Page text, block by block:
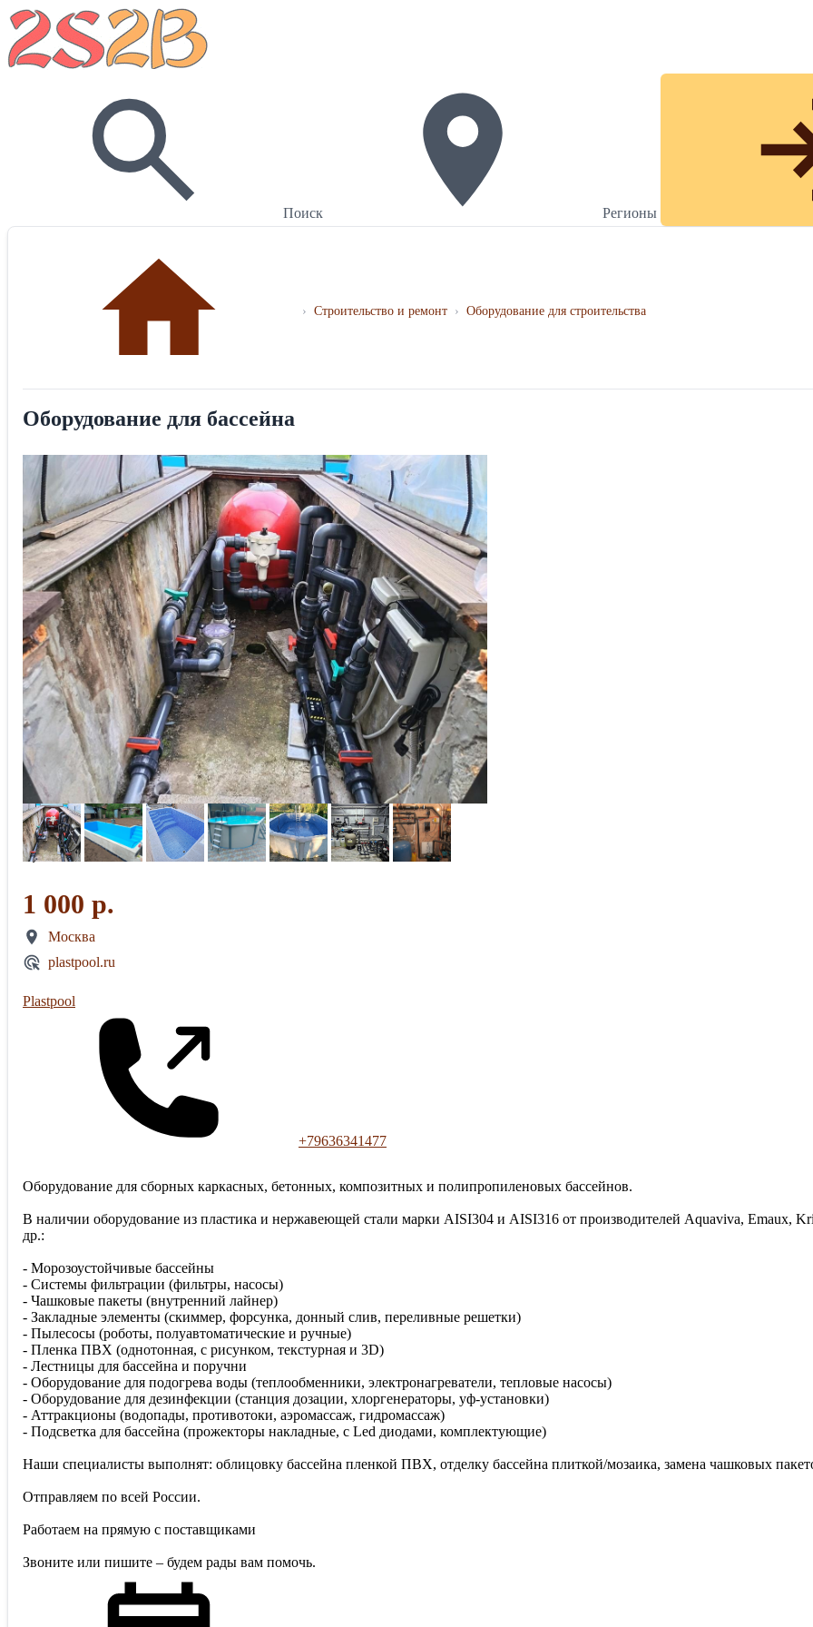
Поиск Регионы
› Строительство и ремонт › Оборудование для строительства
Оборудование для бассейна
1 000 р.
Москва
plastpool.ru
Plastpool
+79636341477
Оборудование для сборных каркасных, бетонных, композитных и полипропиленовых бассейнов.
В наличии оборудование из пластика и нержавеющей стали марки AISI304 и AISI316 от производителей Aquaviva, Emaux,
др.:
- Морозоустойчивые бассейны
- Системы фильтрации (фильтры, насосы)
- Чашковые пакеты (внутренний лайнер)
- Закладные элементы (скиммер, форсунка, донный слив, переливные решетки)
- Пылесосы (роботы, полуавтоматические и ручные)
- Пленка ПВХ (однотонная, с рисунком, текстурная и 3D)
- Лестницы для бассейна и поручни
- Оборудование для подогрева воды (теплообменники, электронагреватели, тепловые насосы)
- Оборудование для дезинфекции (станция дозации, хлоргенераторы, уф-установки)
- Аттракционы (водопады, противотоки, аэромассаж, гидромассаж)
- Подсветка для бассейна (прожекторы накладные, с Led диодами, комплектующие)
Наши специалисты выполнят: облицовку бассейна пленкой ПВХ, отделку бассейна плиткой/мозаика, замена чашковых
Отправляем по всей России.
Работаем на прямую с поставщиками
Звоните или пишите – будем рады вам помочь.